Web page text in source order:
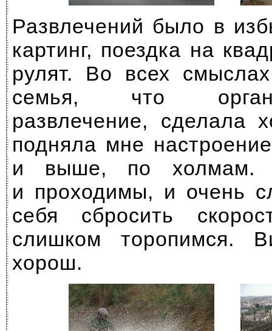
Развлечений было в
картинг, поездка на
рулят. Во всех
семья, что
развлечение,
подняла мне
и выше, по холмам.
и проходимы, и очень
себя сбросить
слишком торопимся.
хорош.